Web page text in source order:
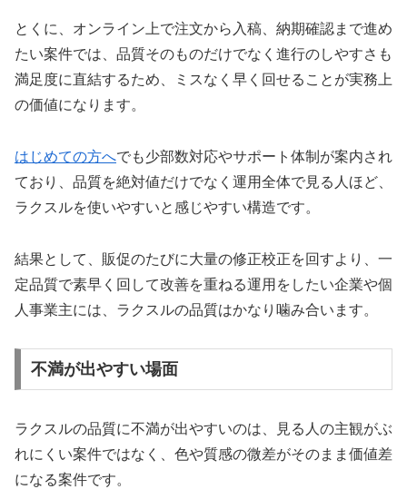
とくに、オンライン上で注文から入稿、納期確認まで進め
たい案件では、品質そのものだけでなく進行のしやすさも
満足度に直結するため、ミスなく早く回せることが実務上
の価値になります。
はじめての方へでも少部数対応やサポート体制が案内され
ており、品質を絶対値だけでなく運用全体で見る人ほど、
ラクスルを使いやすいと感じやすい構造です。
結果として、販促のたびに大量の修正校正を回すより、一
定品質で素早く回して改善を重ねる運用をしたい企業や個
人事業主には、ラクスルの品質はかなり噛み合います。
不満が出やすい場面
ラクスルの品質に不満が出やすいのは、見る人の主観がぶ
れにくい案件ではなく、色や質感の微差がそのまま価値差
になる案件です。